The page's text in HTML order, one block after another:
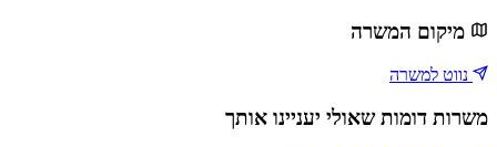
מיקום המשרה
נווט למשרה
משרות דומות שאולי יעניינו אותך